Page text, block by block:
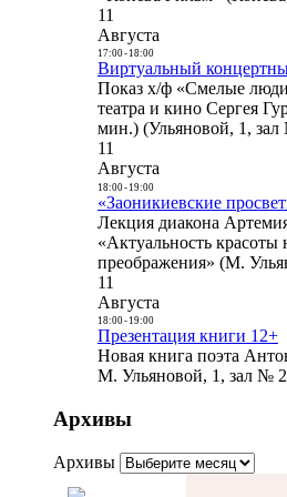
11
Августа
17:00- 18:00
Виртуальный
Показ х/ф «Смелые
театра и кино Сергея
мин.) (Ульяновой, 1,
11
Августа
18:00- 19:00
«Заоникиевские
Лекция диакона
«Актуальность красоты
преображения» (М.
11
Августа
18:00- 19:00
Презентация книги 12+
Новая книга поэта
М. Ульяновой, 1, зал №
Архивы
Архивы